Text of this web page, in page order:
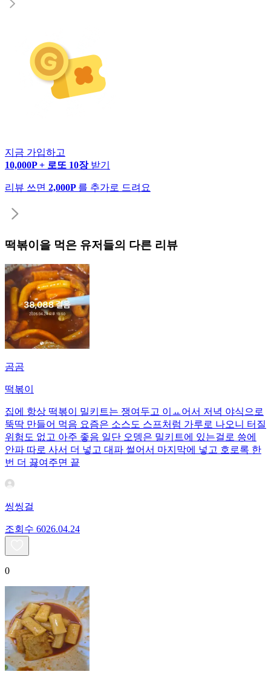
지금 가입하고
10,000P + 로또 10장 받기
리뷰 쓰면 2,000P 를 추가로 드려요
떡볶이 을 먹은 유저들의 다른 리뷰
곰곰
떡볶이
집에 항상 떡볶이 밀키트는 쟁여두고 이ㅛ어서 저녁 야식으로
뚝딱 만들어 먹음 요즘은 소스도 스프처럼 가루로 나오니 터질
위험도 없고 아주 좋음 일단 오뎅은 밀키트에 있는걸로 씅에
안파 따로 사서 더 넣고 대파 썰어서 마지막에 넣고 호로록 한
번 더 끓여주면 끝
씽씽걸
조회수 6026.04.24
0